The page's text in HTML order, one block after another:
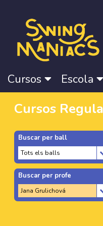
Cursos Escola
Cursos
Buscar per ball
Buscar per profe